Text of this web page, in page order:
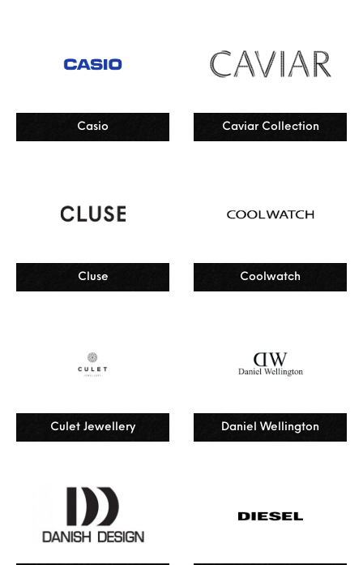
Casio Caviar Collection
Cluse Coolwatch
Culet Jewellery Daniel Wellington